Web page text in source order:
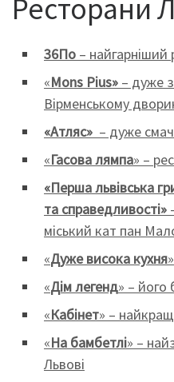
Ресторани
36По – найгарніший
«Mons Pius» – дуже
Вірменському
«Атляс» – дуже
«Гасовалямпа» –
«Перша львівська
та справедливості»
міський кат пан
«Дуже висока кухня
«Дім легенд» – його
«Кабінет» –
«На бамбетлі» –
Львові